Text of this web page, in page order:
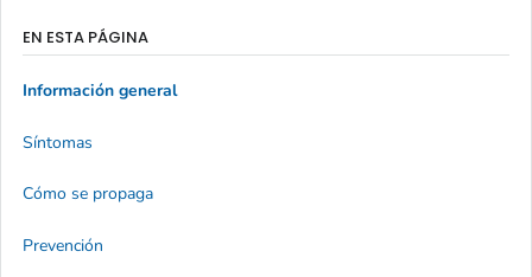
EN ESTA PÁGINA
Información general
Síntomas
Cómo se propaga
Prevención